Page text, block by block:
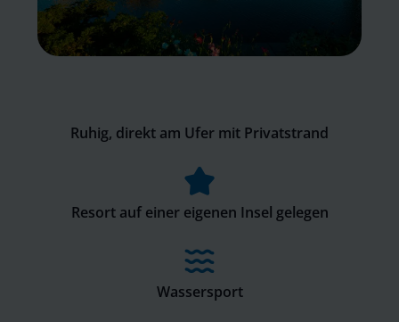
Ruhig, direkt am Ufer mit Privatstrand
Resort auf einer eigenen Insel gelegen
Wassersport